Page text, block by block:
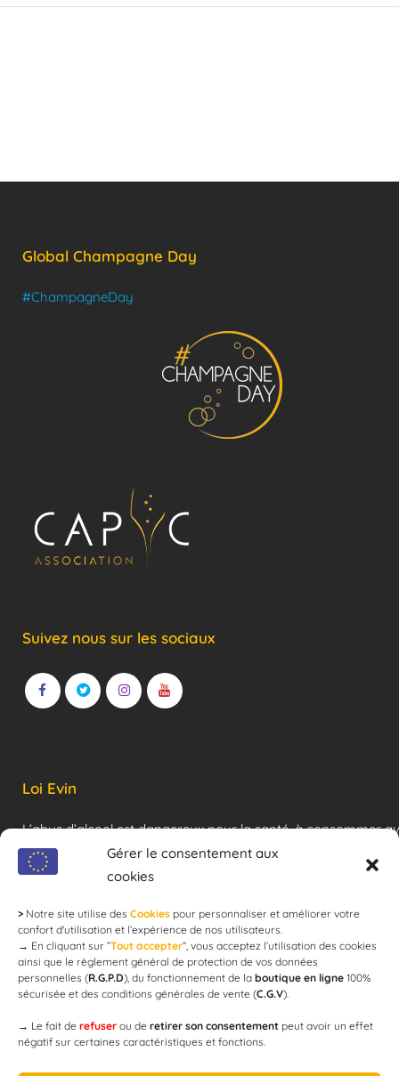
Gérer le consentement aux
cookies
> Notre site utilise des Cookies pour personnaliser et améliorer votre
confort d'utilisation et l’expérience de nos utilisateurs.
→ En cliquant sur ”Tout accepter”, vous acceptez l’utilisation des cookies
ainsi que le règlement général de protection de vos données
personnelles (R.G.P.D), du fonctionnement de la boutique en ligne 100%
sécurisée et des conditions générales de vente (C.G.V).
→ Le fait de refuser ou de retirer son consentement peut avoir un effet
négatif sur certaines caractéristiques et fonctions.
Global Champagne Day
#ChampagneDay
Suivez nous sur les sociaux
Loi Evin
L’abus d’alcool est dangereux pour la santé, à consommer
modération !
Newsletter
email